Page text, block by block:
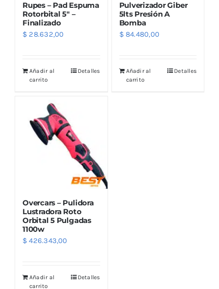
Rupes – Pad Espuma
Rotorbital 5″ –
Finalizado
$ 28.632,00
Añadir al
carrito
Detalles
Pulverizador Giber
5lts Presión A
Bomba
$84.480,00
Añadir al
carrito
Detalles
Overcars – Pulidora
Lustradora Roto
Orbital 5 Pulgadas
1100w
$ 426.343,00
Añadir al
carrito
Detalles